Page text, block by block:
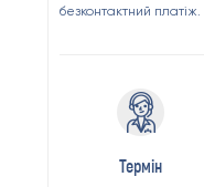
безконтактний платіж.
Термін